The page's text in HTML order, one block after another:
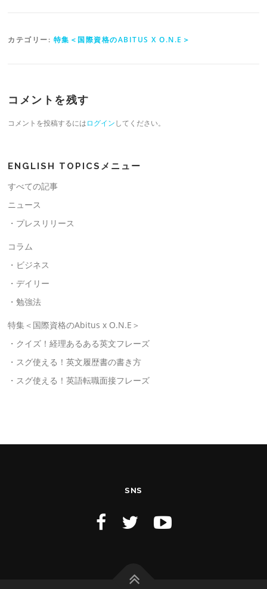
カテゴリー: 特集＜国際資格のABITUS X O.N.E＞
コメントを残す
コメントを投稿するにはログインしてください。
ENGLISH TOPICSメニュー
すべての記事
ニュース
・プレスリリース
コラム
・ビジネス
・デイリー
・勉強法
特集＜国際資格のAbitus x O.N.E＞
・クイズ！経理あるある英文フレーズ
・スグ使える！英文履歴書の書き方
・スグ使える！英語転職面接フレーズ
SNS